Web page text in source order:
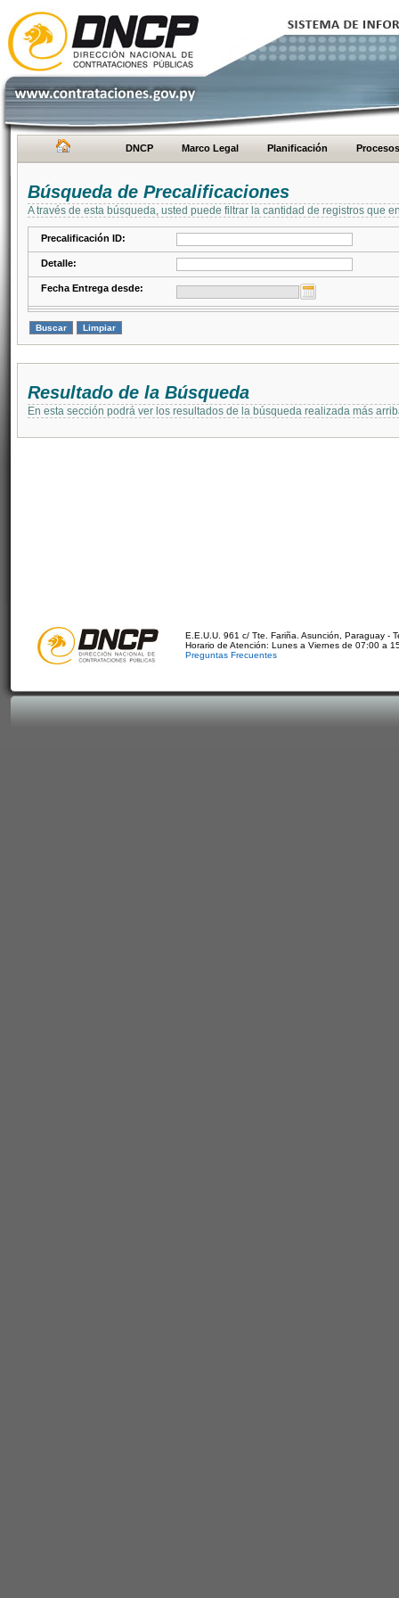
DNCP Marco Legal Planificación Procesos
Búsqueda de Precalificaciones
A través de esta búsqueda, usted puede filtrar la cantidad de registros que
Precalificación ID:
Detalle:
Fecha Entrega desde:
Resultado de la Búsqueda
En esta sección podrá ver los resultados de la búsqueda realizada más
E.E.U.U. 961 c/ Tte. Fariña. Asunción, Paraguay -
Horario de Atención: Lunes a Viernes de 07:00 a
Preguntas Frecuentes